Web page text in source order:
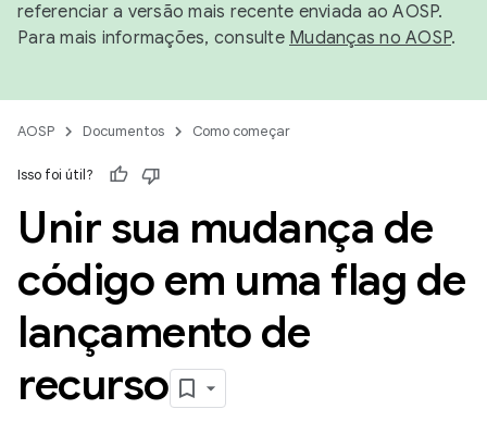
referenciar a versão mais recente enviada ao AOSP.
Para mais informações, consulte Mudanças no AOSP.
AOSP Documentos Como começar
Isso foi útil?
Unir sua mudança de
código em uma flag de
lançamento de
recurso